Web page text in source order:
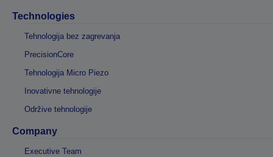
Technologies
Tehnologija bez zagrevanja
PrecisionCore
Tehnologija Micro Piezo
Inovativne tehnologije
Održive tehnologije
Company
Executive Team